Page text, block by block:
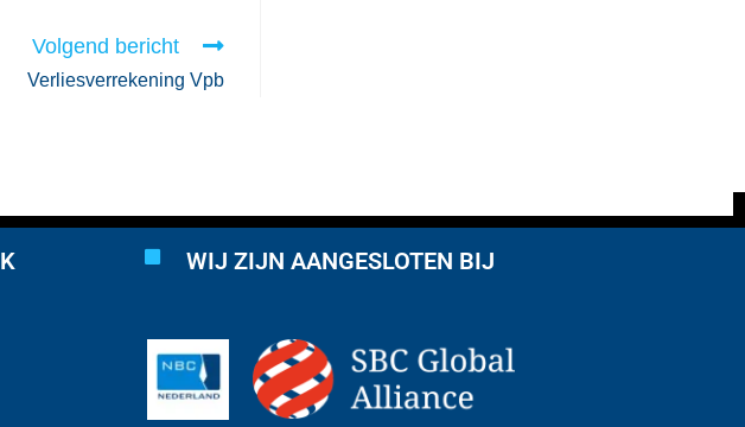
Volgend bericht
Verliesverrekening Vpb
WIJ ZIJN AANGESLOTEN BIJ